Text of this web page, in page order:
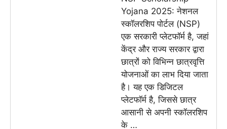
Yojana 2025: नेशनल
स्कॉलरशिप पोर्टल (NSP)
एक सरकारी प्लेटफॉर्म है, जहां
केंद्र और राज्य सरकार द्वारा
छात्रों को विभिन्न छात्रवृत्ति
योजनाओं का लाभ दिया जाता
है। यह एक डिजिटल
प्लेटफॉर्म है, जिससे छात्र
आसानी से अपनी स्कॉलरशिप
के …